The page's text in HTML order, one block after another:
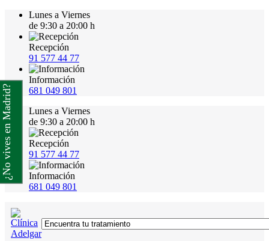
Lunes a Viernes
de 9:30 a 20:00 h
Recepción
91 577 44 77
Información
681 049 801
Lunes a Viernes
de 9:30 a 20:00 h
Recepción
91 577 44 77
Información
681 049 801
¿No vives en Madrid?